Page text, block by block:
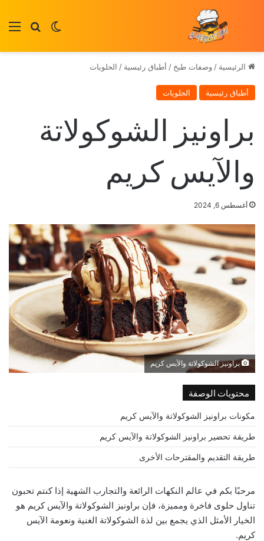
بحثالوضع
الرئيسية / وصفات طبخ / أطباق رئيسية / الحلويات
أطباق رئيسية الحلويات
براونيز الشوكولاتة
والآيس كريم
أغسطس 6, 2024
براونيز الشوكولاتة والآيس كريم
محتويات الوصفة
مكونات براونيز الشوكولاتة والآيس كريم
طريقة تحضير براونيز الشوكولاتة والآيس كريم
طريقة التقديم والمقترحات الأخرى
مرحبًا بكم في عالم النكهات الرائعة والتجارب الشهية إذا كنتم تحبون
تناول حلوى فاخرة ومميزة، فإن براونيز الشوكولاتة والآيس كريم هو
الخيار الأمثل الذي يجمع بين لذة الشوكولاتة الغنية ونعومة الآيس
كريم.